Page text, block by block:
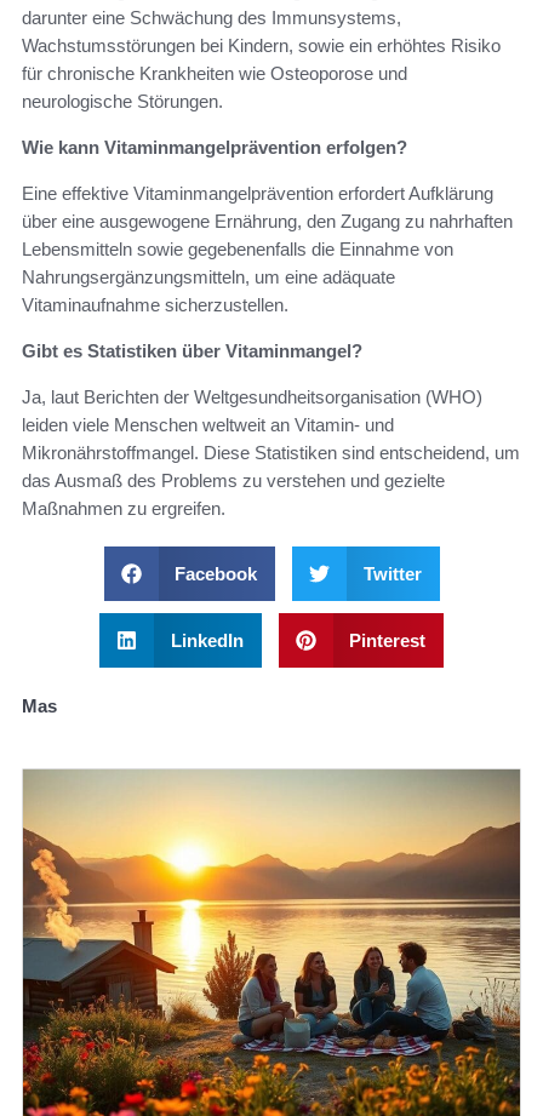
darunter eine Schwächung des Immunsystems,
Wachstumsstörungen bei Kindern, sowie ein erhöhtes Risiko
für chronische Krankheiten wie Osteoporose und
neurologische Störungen.
Wie kann Vitaminmangelprävention erfolgen?
Eine effektive Vitaminmangelprävention erfordert Aufklärung
über eine ausgewogene Ernährung, den Zugang zu nahrhaften
Lebensmitteln sowie gegebenenfalls die Einnahme von
Nahrungsergänzungsmitteln, um eine adäquate
Vitaminaufnahme sicherzustellen.
Gibt es Statistiken über Vitaminmangel?
Ja, laut Berichten der Weltgesundheitsorganisation (WHO)
leiden viele Menschen weltweit an Vitamin- und
Mikronährstoffmangel. Diese Statistiken sind entscheidend, um
das Ausmaß des Problems zu verstehen und gezielte
Maßnahmen zu ergreifen.
Facebook Twitter
LinkedIn Pinterest
Mas